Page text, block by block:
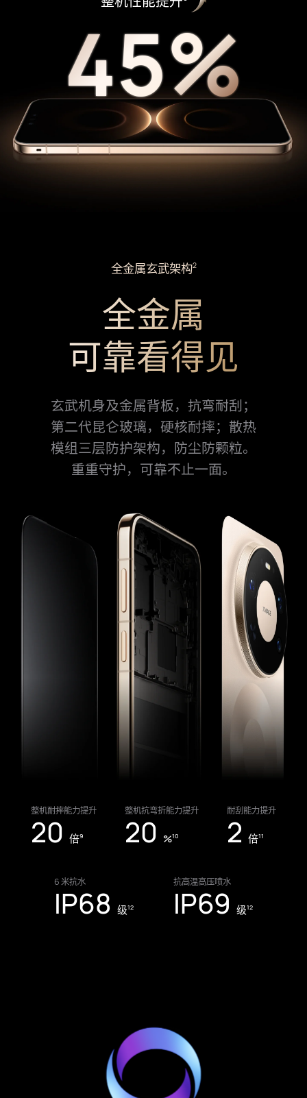
45%
45%
全金属玄武架构2
全金属
可靠看得见
玄武机身及金属背板，抗弯耐刮；
第二代昆仑玻璃，硬核耐⁠摔； 散热
模⁠组三层防护架构，防尘防颗粒。
重重守护， 可靠不止一面。
整机耐摔能力提升
20 倍9
整机抗弯折能力提升
20 %10
耐刮能力提升
2倍11
6 米抗水
IP68 级12
抗高温高压喷水
IP69级12